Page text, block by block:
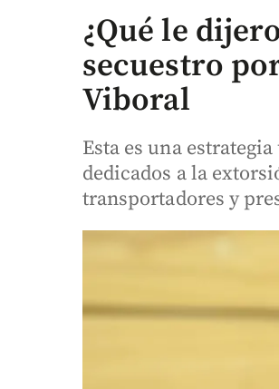
¿Qué le
secuestro
Viboral
Esta es una
dedicados a la
transportadores y